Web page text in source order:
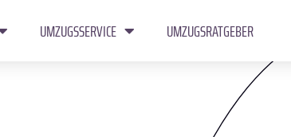
UMZUGSSERVICE UMZUGSRATGEBER